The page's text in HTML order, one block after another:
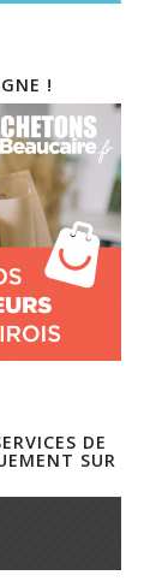
!
DE
SUR